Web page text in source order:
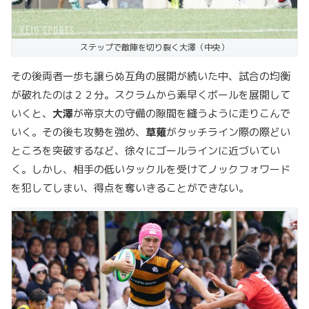
ステップで敵陣を切り裂く大澤（中央）
その後両者一歩も譲らぬ互角の展開が続いた中、試合の均衡
が破れたのは２２分。スクラムから素早くボールを展開して
いくと、 大澤が帝京大の守備の隙間を縫うように走りこんで
いく。その後も攻勢を強め、 草薙がタッチライン際の際どい
ところを突破するなど、徐々にゴールラインに近づいてい
く。しかし、相手の低いタックルを受けてノックフォワード
を犯してしまい、得点を奪いきることができない。